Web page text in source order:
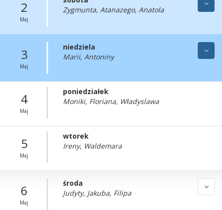
2
Maj
Zygmunta, Atanazego, Anatola
3
Maj
niedziela
Marii, Antoniny
4
Maj
poniedziałek
Moniki, Floriana, Władyslawa
5
Maj
wtorek
Ireny, Waldemara
6
Maj
środa
Judyty, Jakuba, Filipa